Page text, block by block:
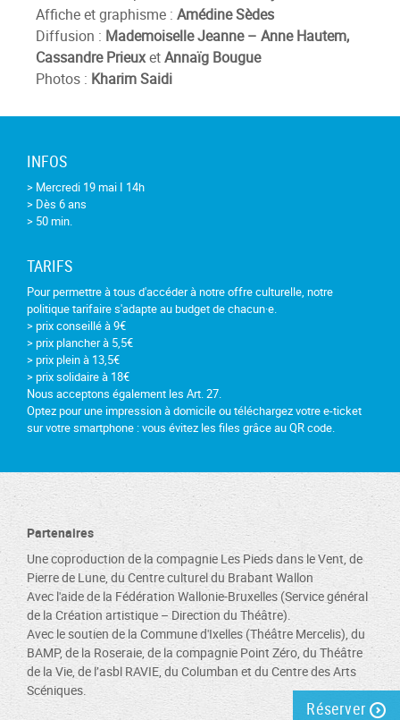
Affiche et graphisme : Amédine Sèdes
Diffusion : Mademoiselle Jeanne – Anne Hautem,
Cassandre PrieuxetAnnaïg Bougue
Photos : Kharim Saidi
INFOS
> Mercredi 19 mai I 14h
> Dès 6 ans
> 50 min.
TARIFS
Pour permettre à tous d'accéder à notre offre culturelle, notre
politique tarifaire s'adapte au budget de chacun·e.
> prix conseillé à 9€
> prix plancher à 5,5€
> prix plein à 13,5€
> prix solidaire à 18€
Nous acceptons également les Art. 27.
Optez pour une impression à domicile ou téléchargez votre e-ticket
sur votre smartphone : vous évitez les files grâce au QR code.
Partenaires
Une coproduction de la compagnie Les Pieds dans le Vent, de
Pierre de Lune, du Centre culturel du Brabant Wallon
Avec l'aide de la Fédération Wallonie-Bruxelles (Service général
de la Création artistique – Direction du Théâtre).
Avec le soutien de la Commune d'Ixelles (Théâtre Mercelis), du
BAMP, de la Roseraie, de la compagnie Point Zéro, du Théâtre
de la Vie, de l’asbl RAVIE, du Columban et du Centre des Arts
Scéniques.
Réserver